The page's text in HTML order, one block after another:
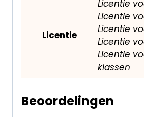
Licentie
Licentie
Licentie
Licentie
Licentie
Licentie
klassen
Beoordelingen